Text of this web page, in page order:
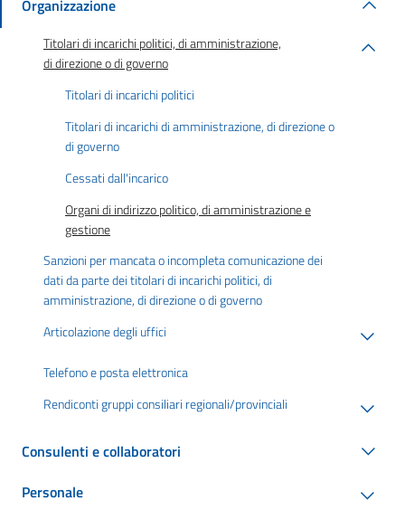
Organizzazione
Titolari di incarichi politici, di amministrazione,
di direzione o di governo
Titolari di incarichi politici
Titolari di incarichi di amministrazione, di direzione o
di governo
Cessati dall'incarico
Organi di indirizzo politico, di amministrazione e
gestione
Sanzioni per mancata o incompleta comunicazione dei
dati da parte dei titolari di incarichi politici, di
amministrazione, di direzione o di governo
Articolazione degli uffici
Telefono e posta elettronica
Rendiconti gruppi consiliari regionali/provinciali
Consulenti e collaboratori
Personale